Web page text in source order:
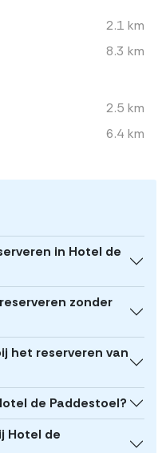
2.1 km
8.3 km
2.5 km
6.4 km
in Hotel de
zonder
het reserveren van
de Paddestoel?
Hotel de